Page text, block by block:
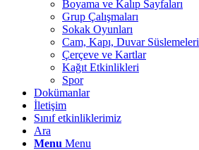
Boyama ve Kalıp Sayfaları
Grup Çalışmaları
Sokak Oyunları
Cam, Kapı, Duvar Süslemeleri
Çerçeve ve Kartlar
Kağıt Etkinlikleri
Spor
Dokümanlar
İletişim
Sınıf etkinliklerimiz
Ara
Menu Menu